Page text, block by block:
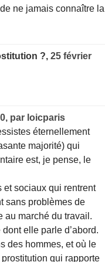
ne jamais connaître la
?, 25 février
, par loicparis
éternellement
majorité) qui
est, je pense, le
et sociaux qui rentrent
sans problèmes de
au marché du travail.
elle parle d’abord.
des hommes, et où le
qui rapporte